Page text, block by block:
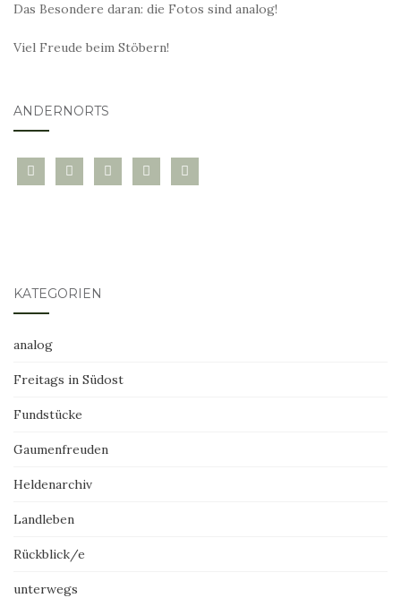
Das Besondere daran: die Fotos sind analog!
Viel Freude beim Stöbern!
ANDERNORTS
bloglovininstagramtwitter pinterest
mail
KATEGORIEN
analog
Freitags in Südost
Fundstücke
Gaumenfreuden
Heldenarchiv
Landleben
Rückblick/e
unterwegs